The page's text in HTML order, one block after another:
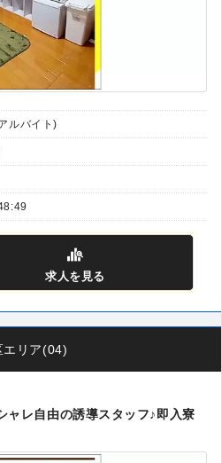
ルバイト)
求人を見る
リア(04)
レ自由の誘導スタッフ♪即入寮